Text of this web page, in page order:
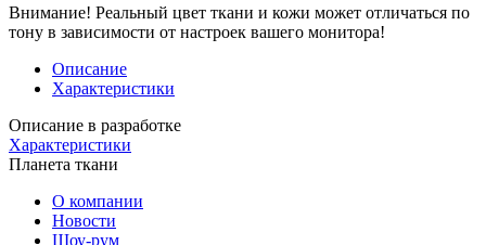
Внимание! Реальный цвет ткани и кожи может отличаться по
тону в зависимости от настроек вашего монитора!
Описание
Характеристики
Описание в разработке
Характеристики
Планета ткани
О компании
Новости
Шоу-рум